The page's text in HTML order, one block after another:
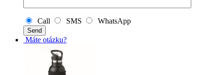
Call SMS WhatsApp
Máte otázku?